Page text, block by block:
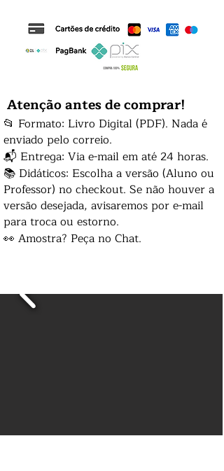
Atenção antes de comprar!
📂 Formato: Livro Digital (PDF). Nada é
enviado pelo correio.
📬 Entrega: Via e-mail em até 24 horas.
📚 Didáticos: Escolha a versão (Aluno ou
Professor) no checkout. Se não houver a
versão desejada, avisaremos por e-mail
para troca ou estorno.
👀 Amostra? Peça no Chat.